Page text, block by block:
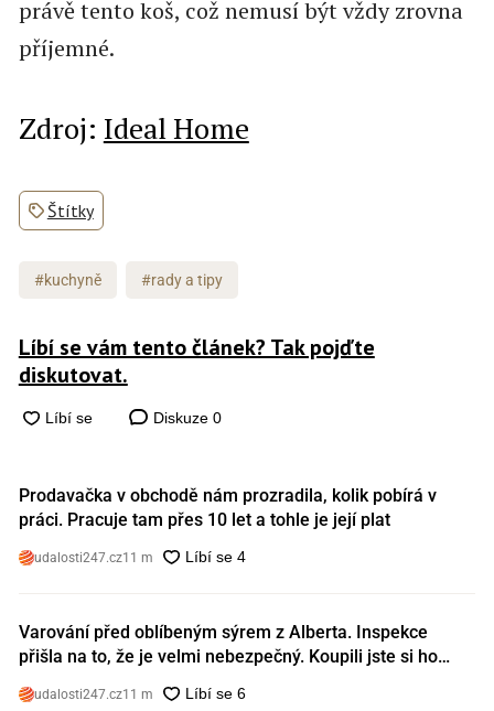
právě tento koš, což nemusí být vždy zrovna
příjemné.
Zdroj: Ideal Home
Štítky
#kuchyně #rady a tipy
Líbí se vám tento článek? Tak pojďte
diskutovat.
Diskuze 0
Prodavačka v obchodě nám prozradila, kolik pobírá v
práci. Pracuje tam přes 10 let a tohle je její plat
udalosti247.cz11 m
Varování před oblíbeným sýrem z Alberta. Inspekce
přišla na to, že je velmi nebezpečný. Koupili jste si ho
udalosti247.cz11 m